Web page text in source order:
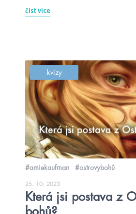
číst více
kvízy
#amiekaufman #ostrovybohů
25. 10. 2023
Která jsi postava z
bohů?